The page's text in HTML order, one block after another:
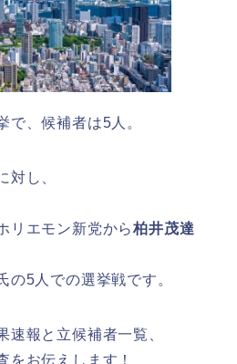
で、候補者は5人。
対し、
リエモン新党から柏井茂達
の5人での選挙戦です。
速報と立候補者一覧、
をお伝えします！